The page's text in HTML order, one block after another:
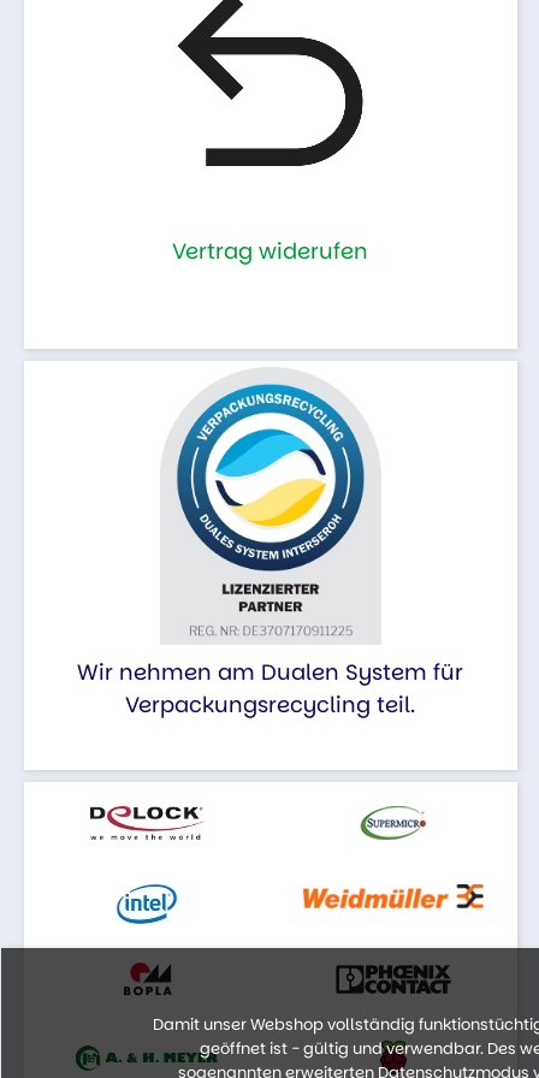
Vertrag widerufen
Wir nehmen am Dualen System für
Verpackungsrecycling teil.
Damit unser Webshop vollständig
geöffnet ist - gültig und verwendbar. Des
sogenannten erweiterten Datenschutzmodus